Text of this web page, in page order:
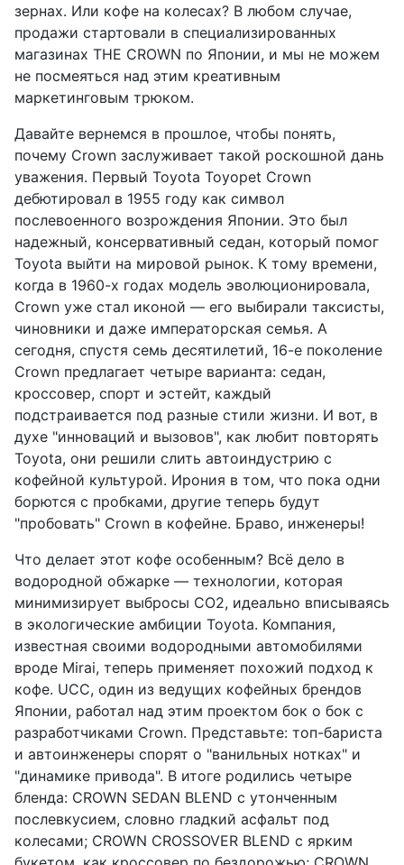
зернах. Или кофе на колесах? В любом случае,
продажи стартовали в специализированных
магазинах THE CROWN по Японии, и мы не можем
не посмеяться над этим креативным
маркетинговым трюком.
Давайте вернемся в прошлое, чтобы понять,
почему Crown заслуживает такой роскошной дань
уважения. Первый Toyota Toyopet Crown
дебютировал в 1955 году как символ
послевоенного возрождения Японии. Это был
надежный, консервативный седан, который помог
Toyota выйти на мировой рынок. К тому времени,
когда в 1960-х годах модель эволюционировала,
Crown уже стал иконой — его выбирали таксисты,
чиновники и даже императорская семья. А
сегодня, спустя семь десятилетий, 16-е поколение
Crown предлагает четыре варианта: седан,
кроссовер, спорт и эстейт, каждый
подстраивается под разные стили жизни. И вот, в
духе "инноваций и вызовов", как любит повторять
Toyota, они решили слить автоиндустрию с
кофейной культурой. Ирония в том, что пока одни
борются с пробками, другие теперь будут
"пробовать" Crown в кофейне. Браво, инженеры!
Что делает этот кофе особенным? Всё дело в
водородной обжарке — технологии, которая
минимизирует выбросы CO2, идеально вписываясь
в экологические амбиции Toyota. Компания,
известная своими водородными автомобилями
вроде Mirai, теперь применяет похожий подход к
кофе. UCC, один из ведущих кофейных брендов
Японии, работал над этим проектом бок о бок с
разработчиками Crown. Представьте: топ-бариста
и автоинженеры спорят о "ванильных нотках" и
"динамике привода". В итоге родились четыре
бленда: CROWN SEDAN BLEND с утонченным
послевкусием, словно гладкий асфальт под
колесами; CROWN CROSSOVER BLEND с ярким